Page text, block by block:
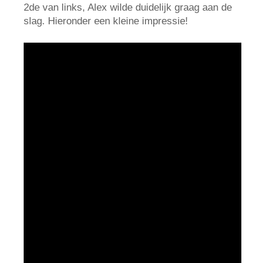
2de van links, Alex wilde duidelijk graag aan de
slag. Hieronder een kleine impressie!